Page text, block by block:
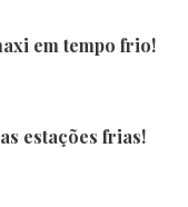
em tempo frio!
estações frias!